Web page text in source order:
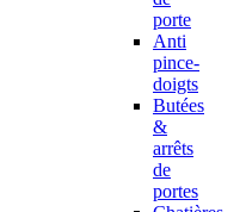
porte
Anti
pince-
doigts
Butées
&
arrêts
de
portes